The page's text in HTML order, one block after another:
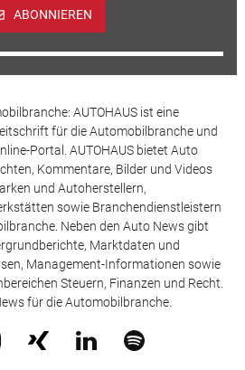
ABONNIEREN
AUTOHAUS ist eine
für die Automobilbranche und
Portal. AUTOHAUS bietet Auto
Kommentare, Bilder und Videos
und Autoherstellern,
sowie Branchendienstleistern
Neben den Auto News gibt
Marktdaten und
Management-Informationen sowie
Steuern, Finanzen und Recht.
für die Automobilbranche.